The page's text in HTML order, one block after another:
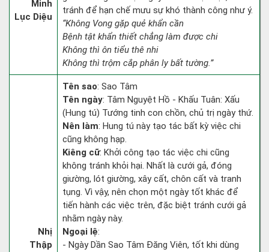
Minh
Lục Diệu
tránh để hạn chế mưu sự khó thành công như ý.
“Không Vong gặp quẻ khẩn cần
Bệnh tật khẩn thiết chẳng làm được chi
Không thì ôn tiểu thê nhi
Không thì trộm cắp phân ly bất tường.”
Nhị
Thập
Tên sao: Sao Tâm
Tên ngày: Tâm Nguyệt Hồ - Khấu Tuân: Xấu
(Hung tú) Tướng tinh con chồn, chủ trị ngày thứ.
Nên làm: Hung tú này tạo tác bất kỳ việc chi
cũng không hạp.
Kiêng cữ: Khởi công tạo tác việc chi cũng
không tránh khỏi hại. Nhất là cưới gả, đóng
giường, lót giường, xây cất, chôn cất và tranh
tụng. Vì vậy, nên chọn một ngày tốt khác để
tiến hành các việc trên, đặc biệt tránh cưới gả
nhằm ngày này.
Ngoại lệ:
- Ngày Dần Sao Tâm Đăng Viên, tốt khi dùng